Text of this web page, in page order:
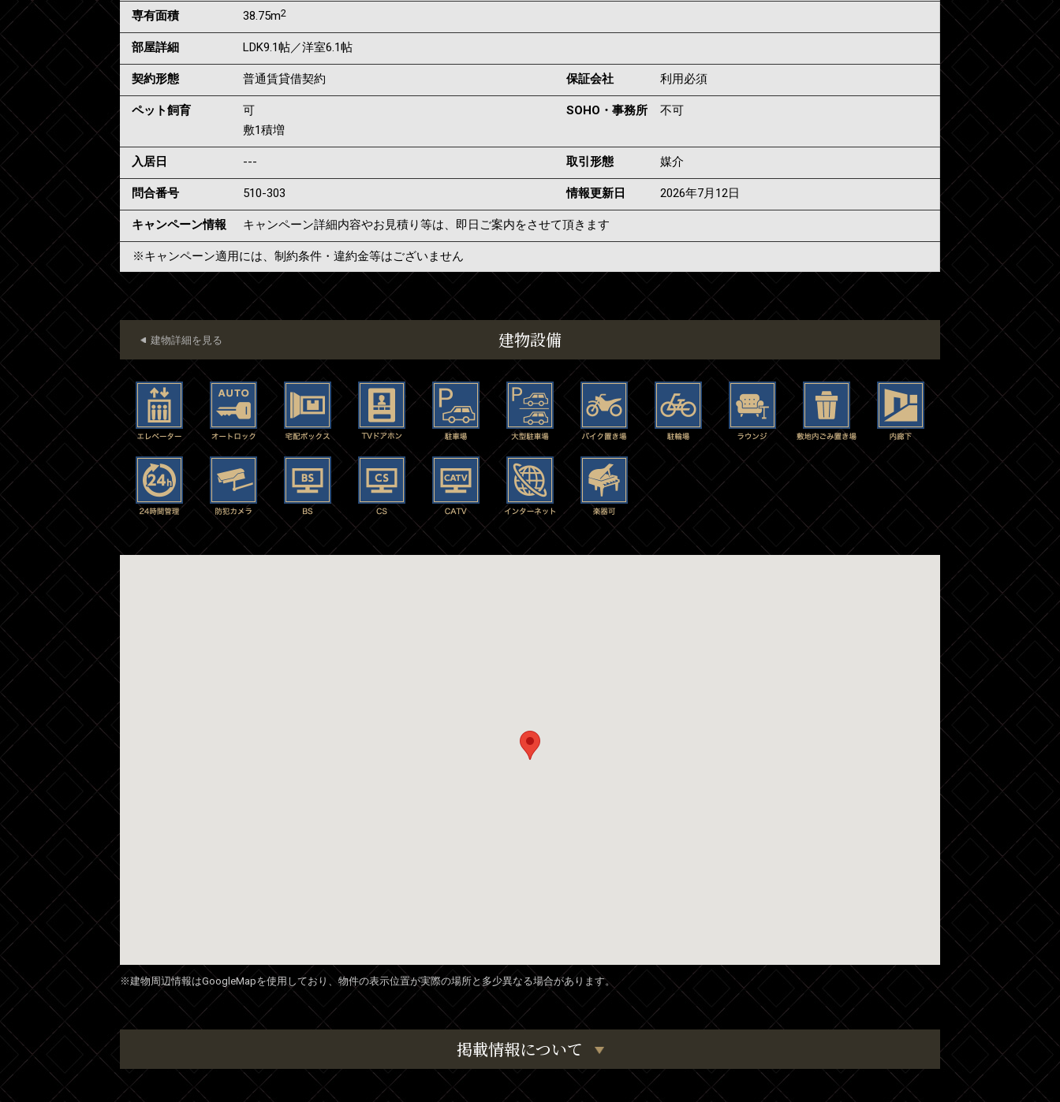
専有面積 38.75m2
部屋詳細 LDK9.1帖／洋室6.1帖
契約形態 普通賃貸借契約 保証会社 利用必須
ペット飼育
可
敷1積増
SOHO・事務所 不可
入居日 --- 取引形態 媒介
問合番号 510-303 情報更新日 2026年7月12日
キャンペーン情報 キャンペーン詳細内容やお見積り等は、即日ご案内をさせて頂きます
※キャンペーン適用には、制約条件・違約金等はございません
建物設備
建物詳細を見る
※建物周辺情報はGoogleMapを使用しており、物件の表示位置が実際の場所と多少異なる場合があります。
掲載情報について